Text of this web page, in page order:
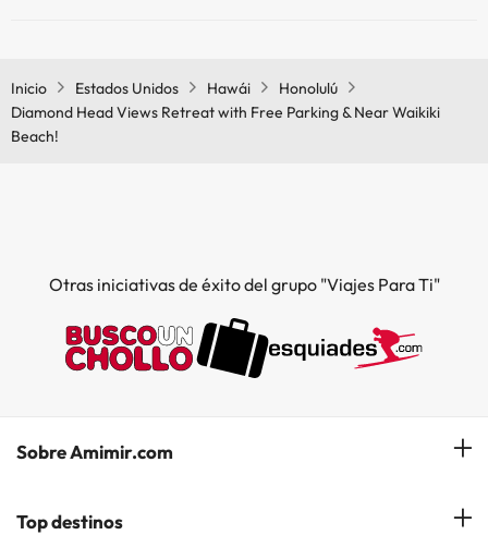
Inicio
Estados Unidos Hawái
Honolulú
Diamond Head Views Retreat with Free Parking & Near Waikiki
Beach!
Otras iniciativas de éxito del grupo "Viajes Para Ti"
Sobre Amimir.com
¿Quiénes somos?
Top destinos